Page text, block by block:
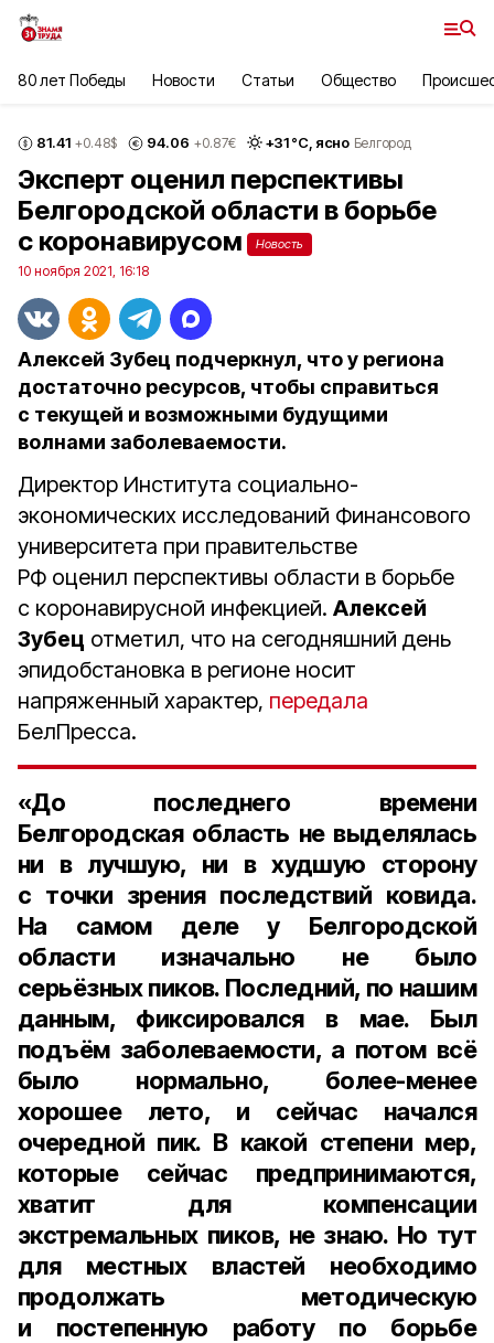
80 лет Победы Новости Статьи Общество
81.41 +0.48$ 94.06 +0.87€ +31°С, ясно Белгород
Эксперт оценил перспективы
Белгородской области в борьбе
с коронавирусом
Новость
10 ноября 2021, 16:18
Алексей Зубец подчеркнул, что у региона
достаточно ресурсов, чтобы справиться
с текущей и возможными будущими
волнами заболеваемости.
Директор Института социально-
экономических исследований Финансового
университета при правительстве
РФ оценил перспективы области в борьбе
с коронавирусной инфекцией. Алексей
Зубец отметил, что на сегодняшний день
эпидобстановка в регионе носит
напряженный характер, передала
БелПресса.
«До последнего времени
Белгородская область не выделялась
ни в лучшую, ни в худшую сторону
с точки зрения последствий ковида.
На самом деле у Белгородской
области изначально не было
серьёзных пиков. Последний, по нашим
данным, фиксировался в мае. Был
подъём заболеваемости, а потом всё
было нормально, более-менее
хорошее лето, и сейчас начался
очередной пик. В какой степени мер,
которые сейчас предпринимаются,
хватит для компенсации
экстремальных пиков, не знаю. Но тут
для местных властей необходимо
продолжать методическую
и постепенную работу по борьбе